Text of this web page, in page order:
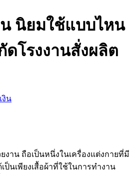
นิยมใช้แบบไหน
โรงงานสั่งผลิต
งิน
งาน ถือเป็นหนึ่งในเครื่องแต่งกายที่มี
ป็นเพียงเสื้อผ้าที่ใช้ในการทำงาน